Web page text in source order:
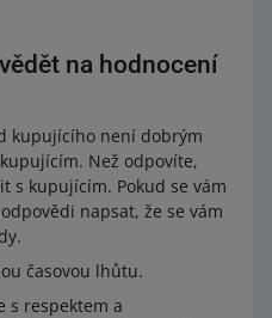
na hodnocení
kupujícího není dobrým
Než odpovíte,
s kupujícím. Pokud se vám
napsat, že se vám
časovou lhůtu.
s respektem a